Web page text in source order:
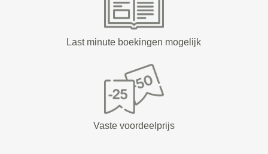
Last minute boekingen mogelijk
Vaste voordeelprijs